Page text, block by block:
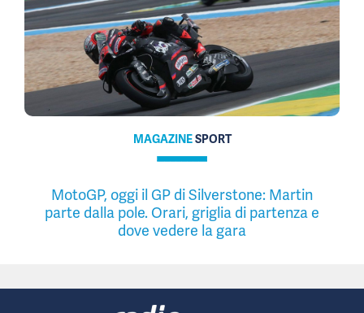
MAGAZINESPORT
MotoGP, oggi il GP di Silverstone: Martin
parte dalla pole. Orari, griglia di partenza e
dove vedere la gara